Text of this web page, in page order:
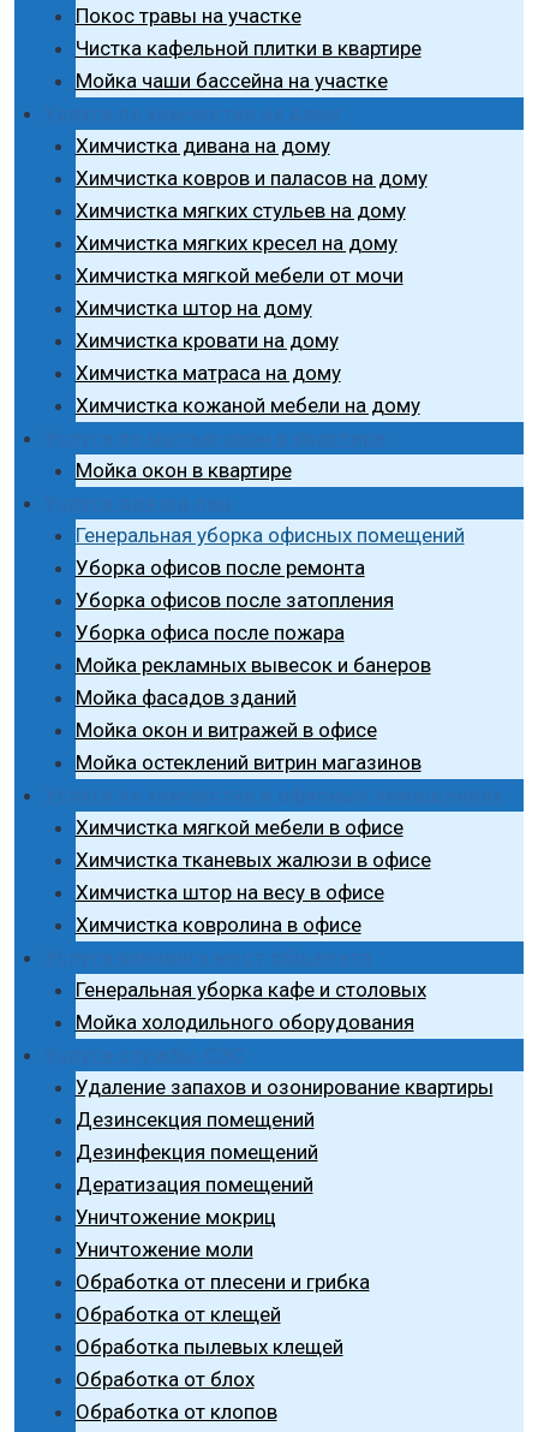
Покос травы на участке
Чистка кафельной плитки в квартире
Мойка чаши бассейна на участке
Химчистка дивана на дому
Химчистка ковров и паласов на дому
Химчистка мягких стульев на дому
Химчистка мягких кресел на дому
Химчистка мягкой мебели от мочи
Химчистка штор на дому
Химчистка кровати на дому
Химчистка матраса на дому
Химчистка кожаной мебели на дому
Мойка окон в квартире
Генеральная уборка офисных помещений
Уборка офисов после ремонта
Уборка офисов после затопления
Уборка офиса после пожара
Мойка рекламных вывесок и банеров
Мойка фасадов зданий
Мойка окон и витражей в офисе
Мойка остеклений витрин магазинов
Химчистка мягкой мебели в офисе
Химчистка тканевых жалюзи в офисе
Химчистка штор на весу в офисе
Химчистка ковролина в офисе
Генеральная уборка кафе и столовых
Мойка холодильного оборудования
Удаление запахов и озонирование квартиры
Дезинсекция помещений
Дезинфекция помещений
Дератизация помещений
Уничтожение мокриц
Уничтожение моли
Обработка от плесени и грибка
Обработка от клещей
Обработка пылевых клещей
Обработка от блох
Обработка от клопов